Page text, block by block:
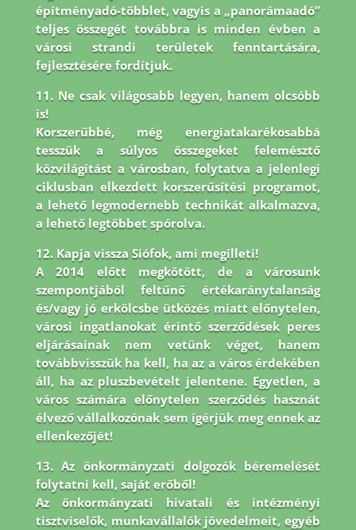
építményadó-többlet, vagyis a „panorámaadó”
teljes összegét továbbra is minden évben a
városi strandi területek fenntartására,
fejlesztésére fordítjuk.
11. Ne csak világosabb legyen, hanem olcsóbb
is!
Korszerűbbé, még energiatakarékosabbá
tesszük a súlyos összegeket felemésztő
közvilágítást a városban, folytatva a jelenlegi
ciklusban elkezdett korszerűsítési programot,
a lehető legmodernebb technikát alkalmazva,
a lehető legtöbbet spórolva.
12. Kapja vissza Siófok, ami megilleti!
A 2014 előtt megkötött, de a városunk
szempontjából feltűnő értékaránytalanság
és/vagy jó erkölcsbe ütközés miatt előnytelen,
városi ingatlanokat érintő szerződések peres
eljárásainak nem vetünk véget, hanem
továbbvisszük ha kell, ha az a város érdekében
áll, ha az pluszbevételt jelentene. Egyetlen, a
város számára előnytelen szerződés hasznát
élvező vállalkozónak sem ígérjük meg ennek az
ellenkezőjét!
13. Az önkormányzati dolgozók béremelését
folytatni kell, saját erőből!
Az önkormányzati hivatali és intézményi
tisztviselők, munkavállalók jövedelmeit, egyéb